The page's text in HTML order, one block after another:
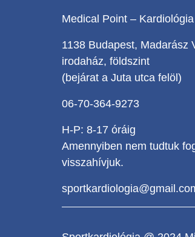
Medical Point – Kardiológia
1138 Budapest, Madarász
irodaház, földszint
(bejárat a Juta utca felöl)
06-70-364-9273
H-P: 8-17 óráig
Amennyiben nem tudtuk
visszahívjuk.